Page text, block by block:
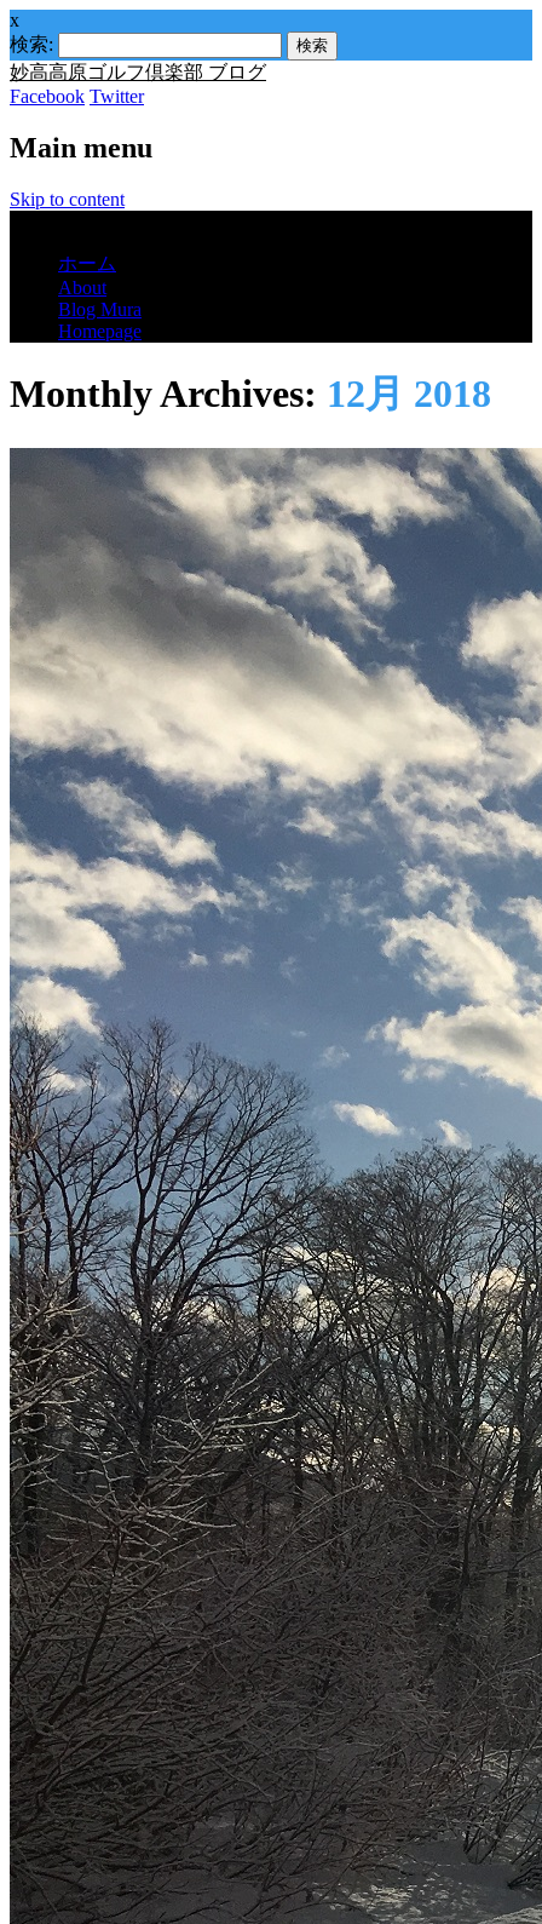
x
検索:
妙高高原ゴルフ倶楽部 ブログ
Facebook Twitter
Main menu
Skip to content
ホーム
About
Blog Mura
Homepage
Monthly Archives: 12月 2018